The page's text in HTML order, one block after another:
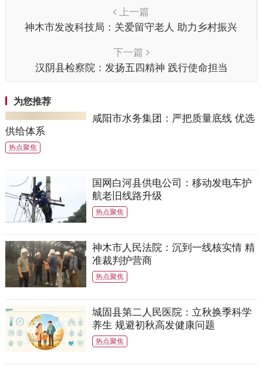
上一篇
神木市发改科技局：关爱留守老人 助力乡村振兴
下一篇
汉阴县检察院：发扬五四精神 践行使命担当
为您推荐
咸阳市水务集团：严把质量底线 优选
供给体系
热点聚焦
国网白河县供电公司：移动发电车护
航老旧线路升级
热点聚焦
神木市人民法院：沉到一线核实情 精
准裁判护营商
热点聚焦
城固县第二人民医院：立秋换季科学
养生 规避初秋高发健康问题
热点聚焦